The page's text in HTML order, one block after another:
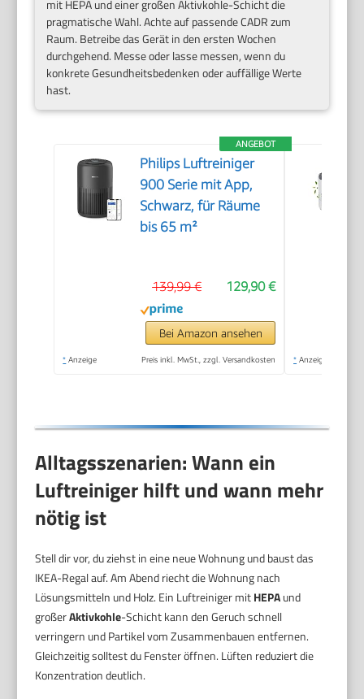
mit HEPA und einer großen Aktivkohle-Schicht die
pragmatische Wahl. Achte auf passende CADR zum
Raum. Betreibe das Gerät in den ersten Wochen
durchgehend. Messe oder lasse messen, wenn du
konkrete Gesundheitsbedenken oder auffällige Werte
hast.
ANGEBOT
Philips Luftreiniger
900 Serie mit App,
Schwarz, für Räume
bis 65 m²
129,90 €
139,99 €
Bei Amazon ansehen
* Anzeige Preis inkl. MwSt., zzgl. Versandkosten * Anzeige
Alltagsszenarien: Wann ein
Luftreiniger hilft und wann mehr
nötig ist
Stell dir vor, du ziehst in eine neue Wohnung und baust das
IKEA-Regal auf. Am Abend riecht die Wohnung nach
Lösungsmitteln und Holz. Ein Luftreiniger mitHEPAund
großerAktivkohle-Schicht kann den Geruch schnell
verringern und Partikel vom Zusammenbauen entfernen.
Gleichzeitig solltest du Fenster öffnen. Lüften reduziert die
Konzentration deutlich.